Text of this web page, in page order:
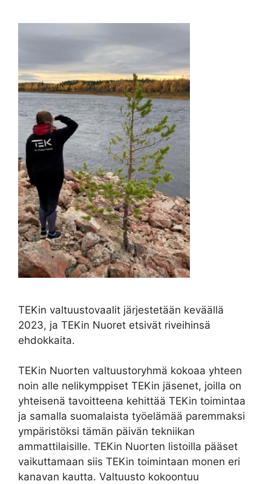
TEKin valtuustovaalit järjestetään keväällä
2023, ja TEKin Nuoret etsivät riveihinsä
ehdokkaita.
TEKin Nuorten valtuustoryhmä kokoaa yhteen
noin alle nelikymppiset TEKin jäsenet, joilla on
yhteisenä tavoitteena kehittää TEKin toimintaa
ja samalla suomalaista työelämää paremmaksi
ympäristöksi tämän päivän tekniikan
ammattilaisille. TEKin Nuorten listoilla pääset
vaikuttamaan siis TEKin toimintaan monen eri
kanavan kautta. Valtuusto kokoontuu